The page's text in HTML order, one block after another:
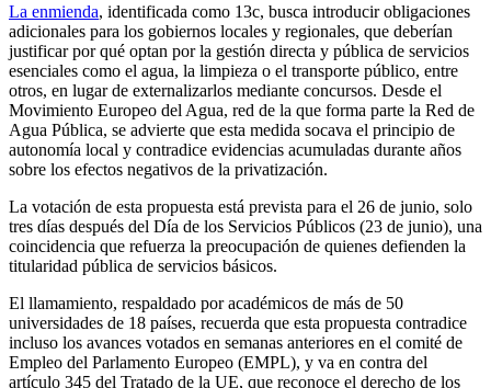
La enmienda, identificada como 13c, busca introducir obligaciones
adicionales para los gobiernos locales y regionales, que deberían
justificar por qué optan por la gestión directa y pública de servicios
esenciales como el agua, la limpieza o el transporte público, entre
otros, en lugar de externalizarlos mediante concursos. Desde el
Movimiento Europeo del Agua, red de la que forma parte la Red de
Agua Pública, se advierte que esta medida socava el principio de
autonomía local y contradice evidencias acumuladas durante años
sobre los efectos negativos de la privatización.
La votación de esta propuesta está prevista para el 26 de junio, solo
tres días después del Día de los Servicios Públicos (23 de junio), una
coincidencia que refuerza la preocupación de quienes defienden la
titularidad pública de servicios básicos.
El llamamiento, respaldado por académicos de más de 50
universidades de 18 países, recuerda que esta propuesta contradice
incluso los avances votados en semanas anteriores en el comité de
Empleo del Parlamento Europeo (EMPL), y va en contra del
artículo 345 del Tratado de la UE, que reconoce el derecho de los